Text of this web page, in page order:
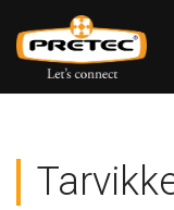
Siirry
suoraan